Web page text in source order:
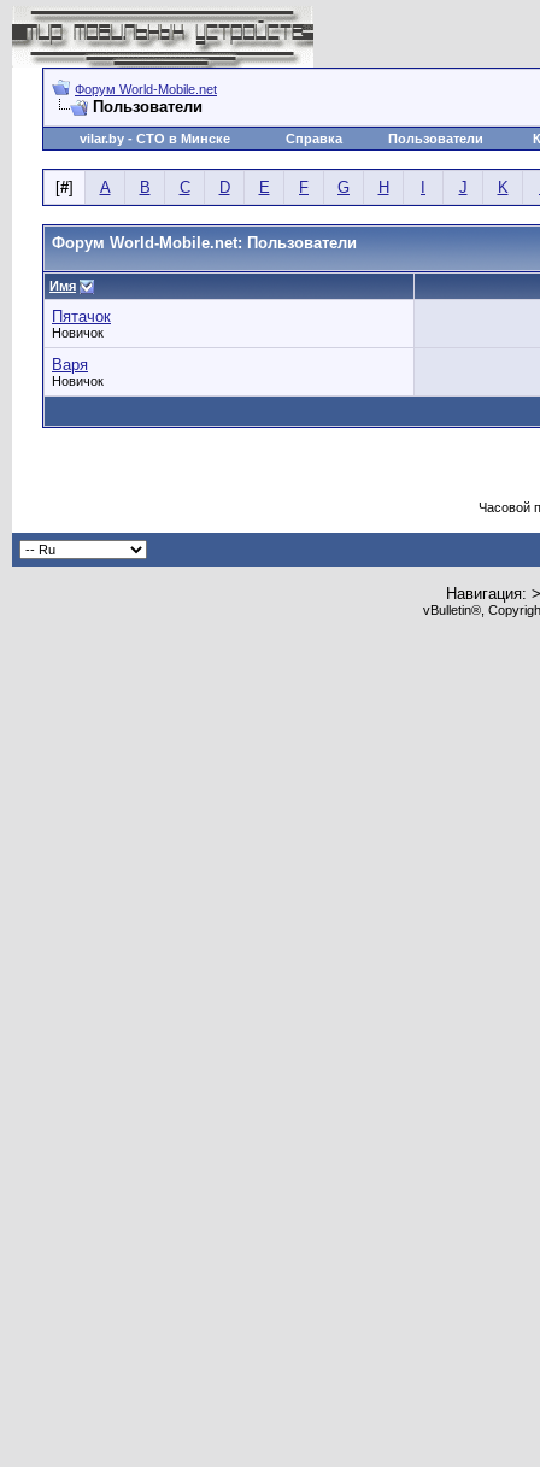
Форум World-Mobile.net
Пользователи
vilar.by - СТО в Минске Справка Пользователи
[#] A B C D E F G H J K
Форум World-Mobile.net: Пользователи
Имя
Пятачок
Новичок
Варя
Новичок
Часовой
Навигация:
vBulletin®,